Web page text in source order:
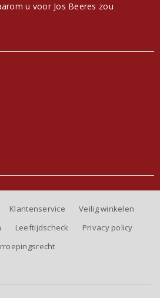
u voor Jos Beeres zou
Klantenservice
Veilig winkelen
Leeftijdscheck
Privacy policy